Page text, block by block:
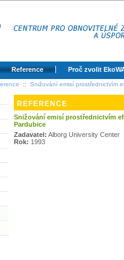
Reference Proč zvolit
:: Snižování emisí prostřednictvím
REFERENCE
Snižování emisí prostřednictvím
Pardubice
Zadavatel: Alborg University Center
Rok: 1993